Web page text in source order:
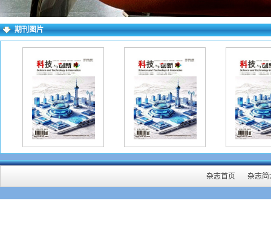
右上
失败
期刊图片
杂志首页 杂志简